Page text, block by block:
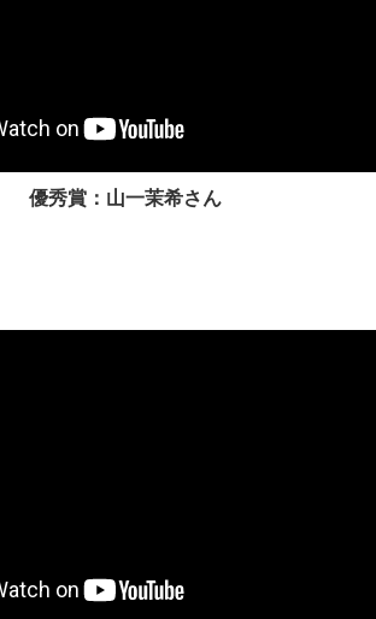
優秀賞：山一茉希さん